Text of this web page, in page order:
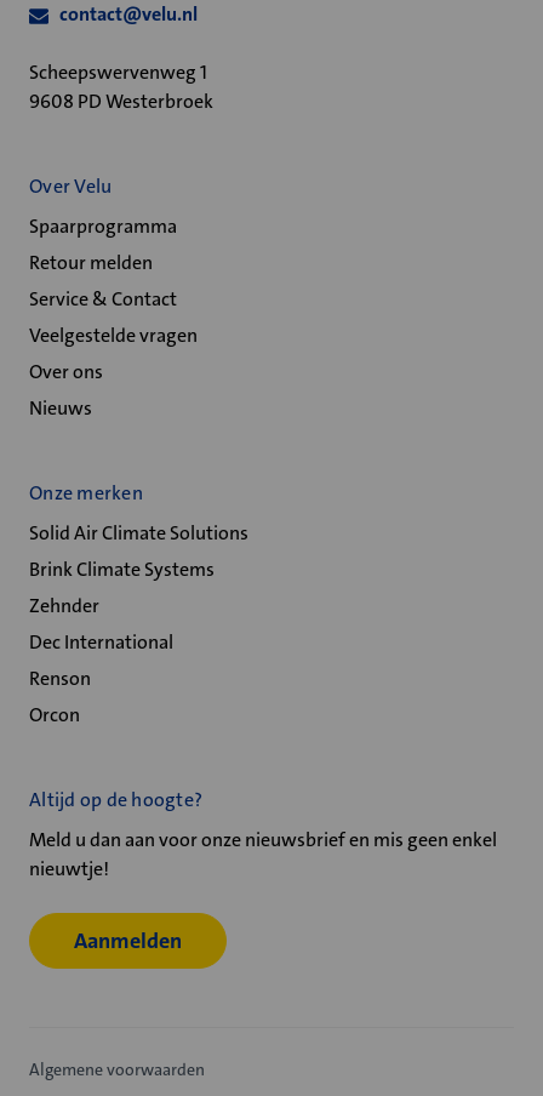
contact@velu.nl
Scheepswervenweg 1
9608 PD Westerbroek
Over Velu
Spaarprogramma
Retour melden
Service & Contact
Veelgestelde vragen
Over ons
Nieuws
Onze merken
Solid Air Climate Solutions
Brink Climate Systems
Zehnder
Dec International
Renson
Orcon
Altijd op de hoogte?
Meld u dan aan voor onze nieuwsbrief en mis geen enkel
nieuwtje!
Aanmelden
Algemene voorwaarden